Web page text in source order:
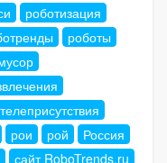
роботизация
роботы
рои рой
Россия
сайт RoboTrends.ru